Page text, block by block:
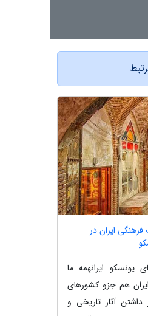
میراث فرهنگی ایران در
یونسکو ایرانهمه ما
ایران هم جزو کشورهای
آثار تاریخی و